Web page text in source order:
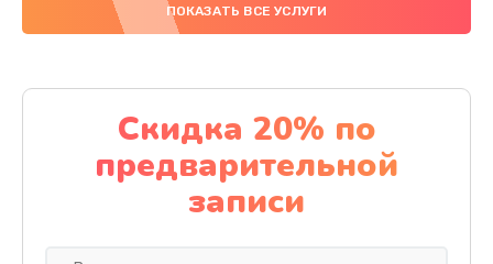
Замена южного моста
Заказать
Чистка от пыли
1060 руб.
Заказать
ПОКАЗАТЬ ВСЕ УСЛУГИ
Скидка 20% по
предварительной
записи